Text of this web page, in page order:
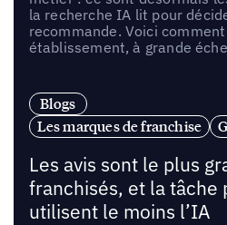
la recherche IA lit pour
recommande. Voici
établissement, à grande
Blogs
Les marques de franchise
Les avis sont le plus
franchisés, et la tâche
utilisent le moins l’IA